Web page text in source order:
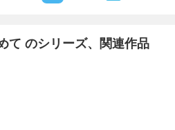
て のシリーズ、関連作品